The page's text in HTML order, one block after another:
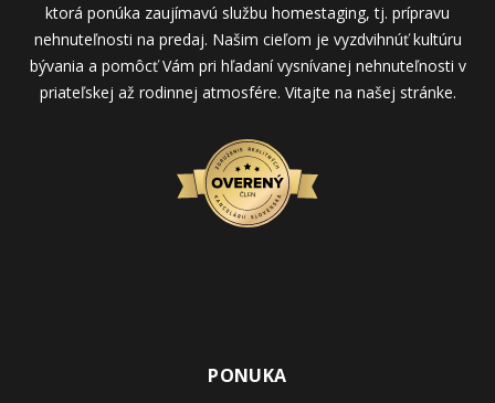
ktorá ponúka zaujímavú službu homestaging, tj. prípravu
nehnuteľnosti na predaj. Našim cieľom je vyzdvihnúť kultúru
bývania a pomôcť Vám pri hľadaní vysnívanej nehnuteľnosti v
priateľskej až rodinnej atmosfére. Vitajte na našej stránke.
PONUKA